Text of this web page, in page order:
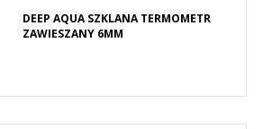
DEEP AQUA SZKLANA TERMOMETR
ZAWIESZANY 6MM